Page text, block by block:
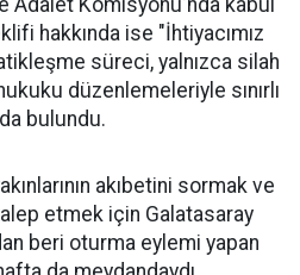
Adalet Komisyonu'nda kabul
hakkında ise "İhtiyacımız
süreci, yalnızca silah
düzenlemeleriyle sınırlı
bulundu.
akıbetini sormak ve
etmek için Galatasaray
beri oturma eylemi yapan